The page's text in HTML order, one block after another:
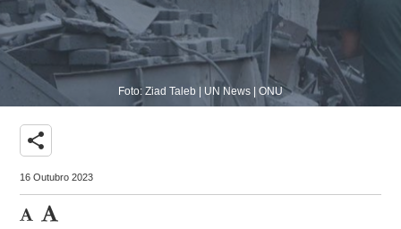
Foto: Ziad Taleb | UN News | ONU
share
16 Outubro 2023